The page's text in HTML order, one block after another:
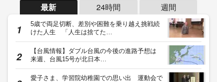
最新 24時間 週間
5歳で両足切断、差別や困難を乗り越え挑戦続
けた人生 「人生は捨てた…
【台風情報】ダブル台風の今後の進路予想は
来週、台風15号が北日本…
愛子さま、学習院幼稚園での思い出 運動会で